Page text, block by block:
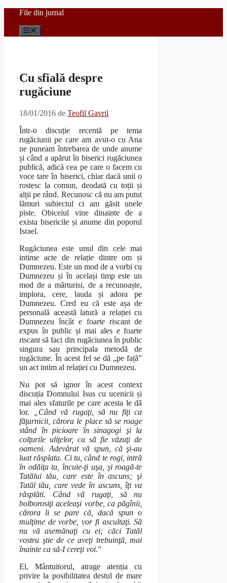
conținut
File din jurnal
Cu sfială despre
rugăciune
18/01/2016 de Teofil Gavril
Într-o discuție recentă pe tema
rugăciunii pe care am avut-o cu Ana
ne puneam întrebarea de unde anume
și când a apărut în biserici rugăciunea
publică, adică cea pe care o facem cu
voce tare în biserici, chiar dacă unii o
rostesc la comun, deodată cu toții și
alții pe rând. Recunosc că nu am putut
lămuri subiectul ci am găsit unele
piste. Obiceiul vine dinainte de a
exista bisericile și anume din poporul
Israel.
Rugăciunea este unul din cele mai
intime acte de relație dintre om și
Dumnezeu. Este un mod de a vorbi cu
Dumnezeu și în același timp este un
mod de a mărturisi, de a recunoaște,
implora, cere, lauda și adora pe
Dumnezeu. Cred eu că este așa de
personală această latură a relației cu
Dumnezeu încât e foarte riscant de
expus în public și mai ales e foarte
riscant să faci din rugăciunea în public
singura sau principala metodă de
rugăciune. În acest fel se dă „pe față”
un act intim al relației cu Dumnezeu.
Nu pot să ignor în acest context
discuția Domnului Isus cu ucenicii și
mai ales sfaturile pe care acesta le dă
lor.
„Când vă rugaţi, să nu fiţi ca
făţarnicii, cărora le place să se roage
stând în picioare în sinagogi şi la
colţurile uliţelor, ca să fie văzuţi de
oameni. Adevărat vă spun, că şi-au
luat răsplata. Ci tu, când te rogi, intră
în odăiţa ta, încuie-ţi uşa, şi roagă-te
Tatălui tău, care este în ascuns; şi
Tatăl tău, care vede în ascuns, îţi va
răsplăti. Când vă rugaţi, să nu
bolborosiţi aceleaşi vorbe, ca păgînii,
cărora li se pare că, dacă spun o
mulţime de vorbe, vor fi ascultaţi. Să
nu vă asemănaţi cu ei; căci Tatăl
vostru ştie de ce aveţi trebuinţă, mai
înainte ca să-I cereţi voi.”
El, Mântuitorul, atrage atenția cu
privire la posibilitatea destul de mare